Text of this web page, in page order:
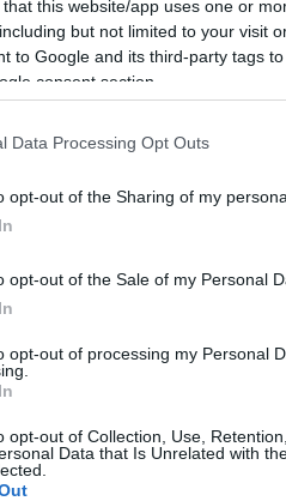
that this website/app uses one or
but not limited to your visit
to Google and its third-party tags
consent section.
Data Processing Opt Outs
opt-out of the Sharing of my
opt-out of the Sale of my Personal
opt-out of processing my Personal
opt-out of Collection, Use,
Data that Is Unrelated with
con
2024
di Medicina Nuragica,
degli animali, le
di Medicina Nuragica
Healing, è ispirata
della pintadera di
Genna e Maria,
come Leonardo